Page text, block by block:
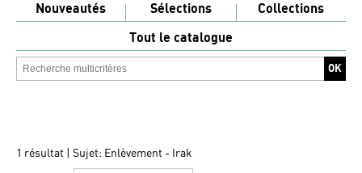
Nouveautés Sélections
Collections
Tout le catalogue
1 résultat | Sujet: Enlèvement - Irak